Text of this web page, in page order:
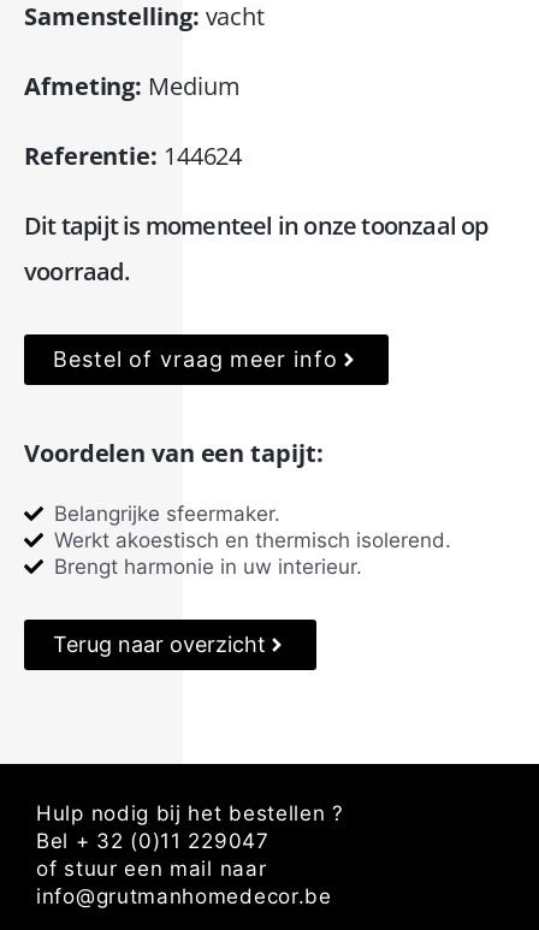
Samenstelling: vacht
Afmeting: Medium
Referentie: 144624
Dit tapijt is momenteel in onze toonzaal op
voorraad.
Bestel of vraag meer info
Voordelen van een tapijt:
Belangrijke sfeermaker.
Werkt akoestisch en thermisch isolerend.
Brengt harmonie in uw interieur.
Terug naar overzicht
Hulp nodig bij het bestellen ?
Bel + 32 (0)11 229047
of stuur een mail naar
info@grutmanhomedecor.be